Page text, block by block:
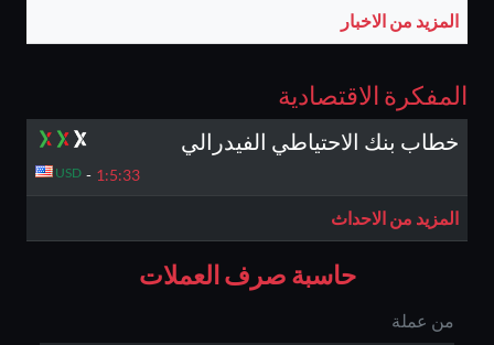
المزيد من الاخبار
المفكرة الاقتصادية
خطاب بنك الاحتياطي الفيدرالي
1:5:32
-
USD
المزيد من الاحداث
حاسبة صرف العملات
من عملة